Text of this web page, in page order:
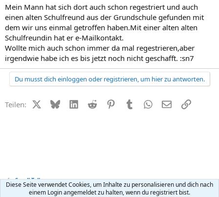
Mein Mann hat sich dort auch schon regestriert und auch
einen alten Schulfreund aus der Grundschule gefunden mit
dem wir uns einmal getroffen haben.Mit einer alten alten
Schulfreundin hat er e-Mailkontakt.
Wollte mich auch schon immer da mal regestrieren,aber
irgendwie habe ich es bis jetzt noch nicht geschafft. :sn7
Du musst dich einloggen oder registrieren, um hier zu antworten.
Teilen: X (Twitter)
BlueskyLinkedIn
Reddit PinterestTumblr WhatsApp
E-MailLink
Small Talk
Diese Seite verwendet Cookies, um Inhalte zu personalisieren und dich nach
einem Login angemeldet zu halten, wenn du registriert bist.